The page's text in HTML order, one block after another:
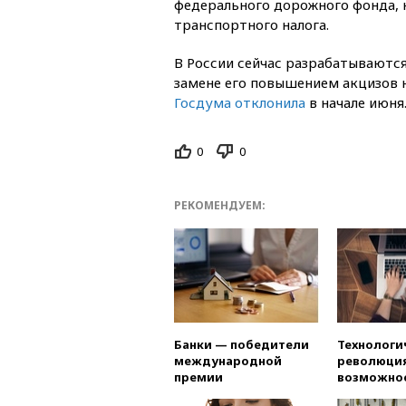
федерального дорожного
транспортного налога.
В России сейчас
замене его повышением
Госдума отклонила в начале июня.
0 0
РЕКОМЕНДУЕМ:
Банки — победители
международной
премии